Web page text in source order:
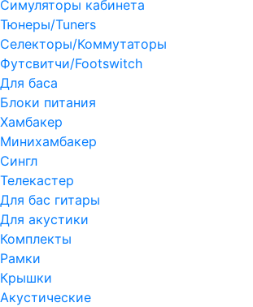
Симуляторы кабинета
Тюнеры/Tuners
Селекторы/Коммутаторы
Футсвитчи/Footswitch
Для баса
Блоки питания
Хамбакер
Минихамбакер
Сингл
Телекастер
Для бас гитары
Для акустики
Комплекты
Рамки
Крышки
Акустические